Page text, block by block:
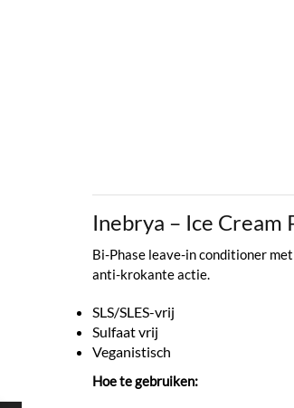
Inebrya – Ice
Bi-Phase leave-in conditioner
anti-krokante actie.
SLS/SLES-vrij
Sulfaat vrij
Veganistisch
Hoe te gebruiken: